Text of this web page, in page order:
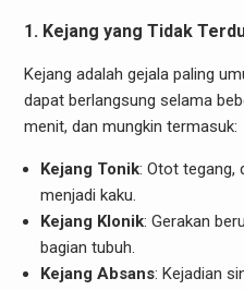
1. Kejang yang Tidak
Kejang adalah gejala paling
dapat berlangsung selama
menit, dan mungkin termasuk:
Kejang Tonik: Otot tegang,
menjadi kaku.
Kejang Klonik: Gerakan
bagian tubuh.
Kejang Absans: Kejadian